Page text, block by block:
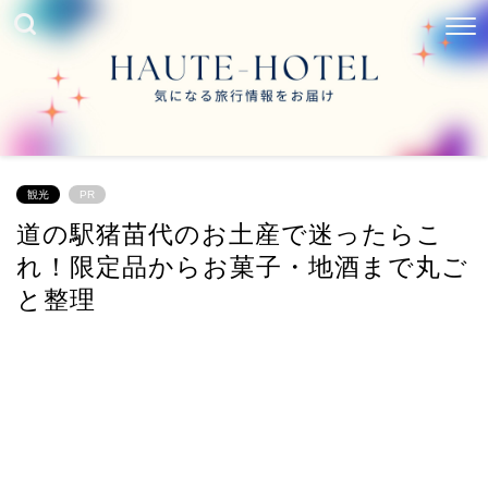
観光 PR
道の駅猪苗代のお土産で迷ったらこ
れ！限定品からお菓子・地酒まで丸ご
と整理